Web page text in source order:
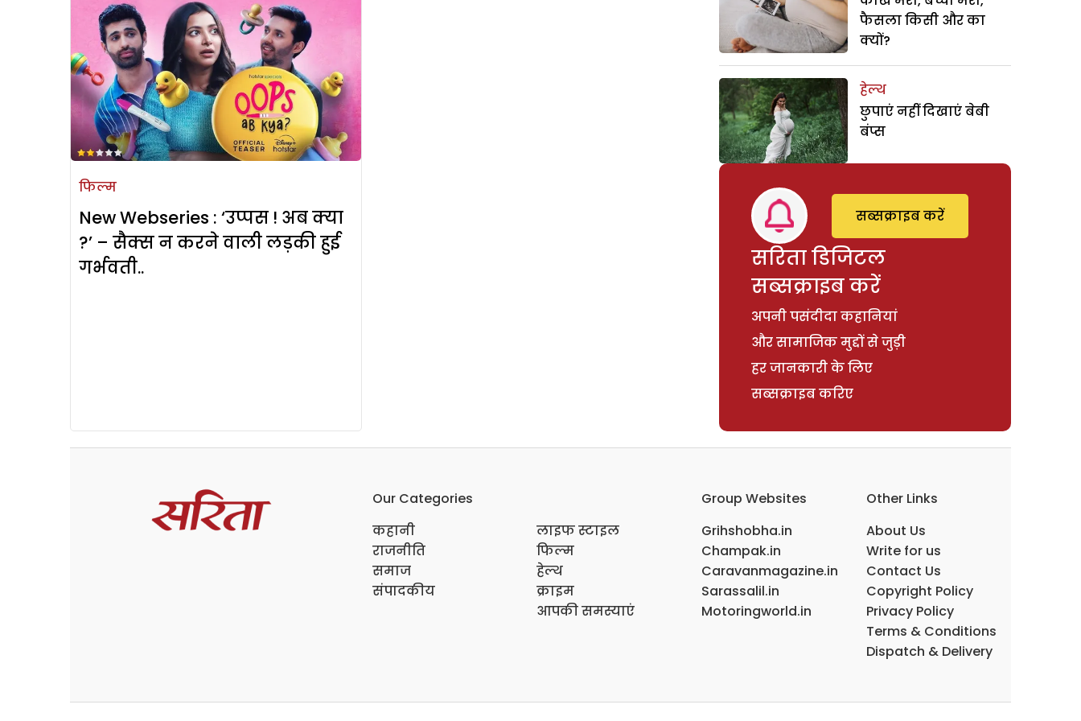
फिल्म
New Webseries : ‘उप्पस ! अब क्या
?’ – सैक्स न करने वाली लड़की हुई
गर्भवती..
फैसला किसी और का
क्यों?
हेल्थ
छुपाएं नहीं दिखाएं बेबी
बंप्स
सरिता डिजिटल
सब्सक्राइब करें
अपनी पसंदीदा कहानियां
और सामाजिक मुद्दों से जुड़ी
हर जानकारी के लिए
सब्सक्राइब करिए
सब्सक्राइब करें
Our Categories
कहानी
राजनीति
समाज
संपादकीय
लाइफ स्टाइल
फिल्म
हेल्थ
क्राइम
आपकी समस्याएं
Group Websites
Grihshobha.in
Champak.in
Caravanmagazine.in
Sarassalil.in
Motoringworld.in
Other Links
About Us
Write for us
Contact Us
Copyright Policy
Privacy Policy
Terms & Conditions
Dispatch & Delivery